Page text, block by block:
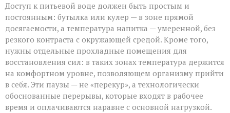
Доступ к питьевой воде должен быть простым и
постоянным: бутылка или кулер — в зоне прямой
досягаемости, а температура напитка — умеренной, без
резкого контраста с окружающей средой. Кроме того,
нужны отдельные прохладные помещения для
восстановления сил: в таких зонах температура держится
на комфортном уровне, позволяющем организму прийти
в себя. Эти паузы — не «перекур», а технологически
обоснованные перерывы, которые входят в рабочее
время и оплачиваются наравне с основной нагрузкой.